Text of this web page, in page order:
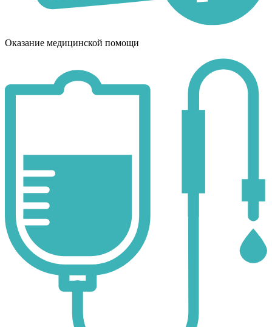
Оказание медицинской помощи